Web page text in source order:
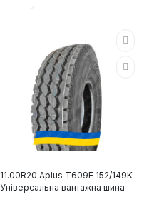
11.00R20 Aplus T609E 152/149K
Універсальна вантажна шина